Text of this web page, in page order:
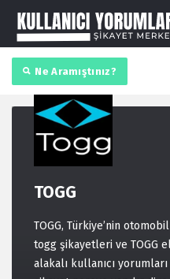
Ne Aramıştınız?
TOGG
TOGG, Türkiye’nin
togg şikayetleri ve TOGG
alakalı kullanıcı